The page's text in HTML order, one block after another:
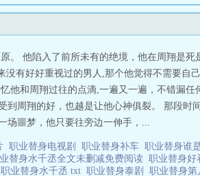
。 他陷入了前所未有的绝境，他在周翔是
有好好重视过的男人,那个他觉得不需要自
他和周翔过往的点滴,一遍又一遍，不错漏
周翔的好，也越是让他心神俱裂。 那段时
场噩梦，他只要往旁边一伸手，...
职业替身电视剧 职业替身补车 职业替身谁
替身水千丞全文未删减免费阅读 职业替身好
职业替身水千丞 txt 职业替身泰剧 职业替身第